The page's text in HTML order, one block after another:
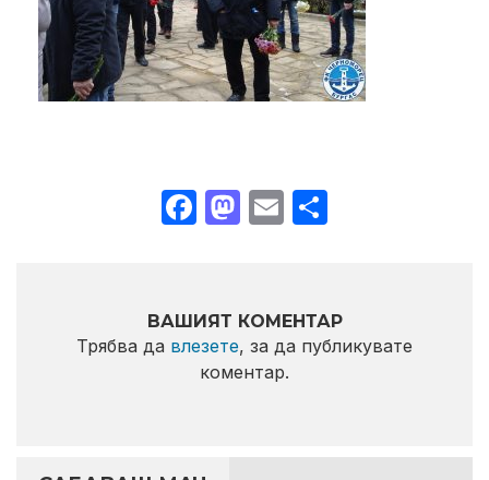
Facebook
Mastodon
Email
ВАШИЯТ КОМЕНТАР
Трябва да влезете, за да публикувате
коментар.